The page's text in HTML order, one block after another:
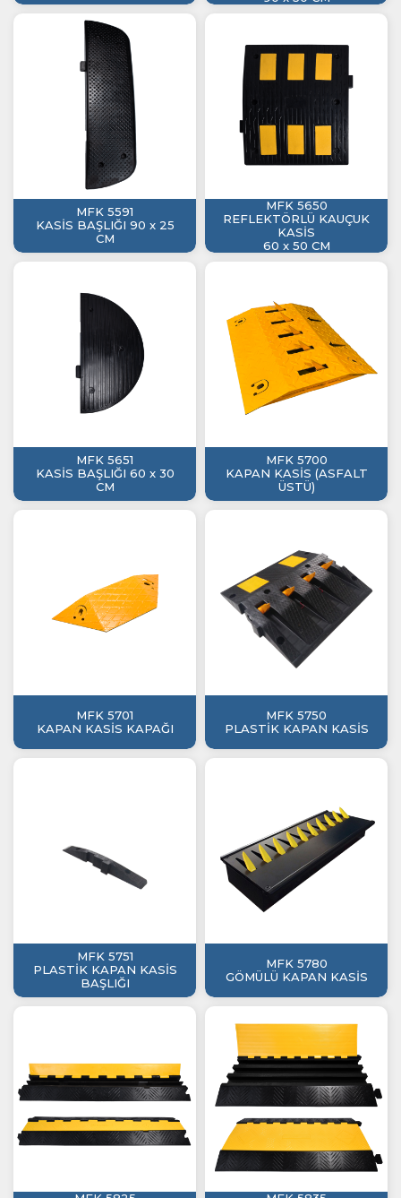
MFK 5591
KASİS BAŞLIĞI 90 x 25
CM
MFK 5650
REFLEKTÖRLÜ KAUÇUK
KASİS
60 x 50 CM
MFK 5651
KASİS BAŞLIĞI 60 x 30
CM
MFK 5700
KAPAN KASİS (ASFALT
ÜSTÜ)
MFK 5701
KAPAN KASİS KAPAĞI
MFK 5750
PLASTİK KAPAN KASİS
MFK 5751
PLASTİK KAPAN KASİS
BAŞLIĞI
MFK 5780
GÖMÜLÜ KAPAN KASİS